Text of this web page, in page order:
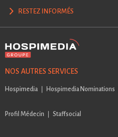
RESTEZ INFORMÉS
NOS AUTRES SERVICES
Hospimedia Hospimedia Nominations
Profil Médecin Staffsocial